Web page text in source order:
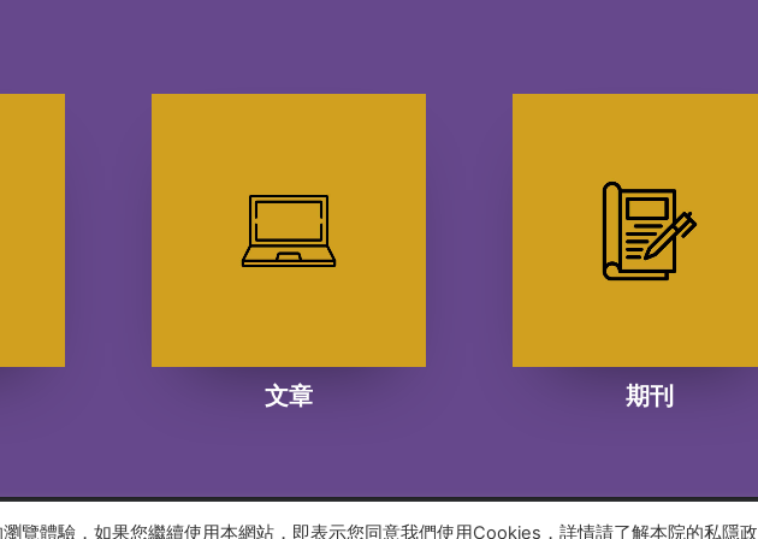
文章 期刊
覽體驗，如果您繼續使用本網站，即表示您同意我們使用Cookies，詳情請了解本院的私隱政